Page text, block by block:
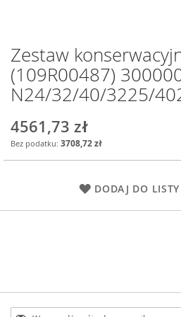
Przejdź
na
początek
galerii
Zestaw
(109R00487)
N24/32/40/3225/
4561,73 zł
3708,72 zł
DODAJ DO
Subskrybuj